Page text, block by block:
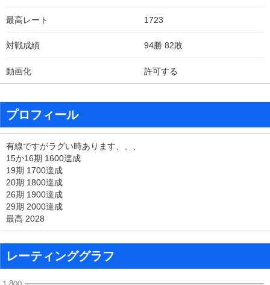
最高レート 1723
対戦成績 94勝 82敗
動画化 許可する
プロフィール
有線ですがラグい時あります、、、
15か16期 1600達成
19期 1700達成
20期 1800達成
26期 1900達成
29期 2000達成
最高 2028
レーティンググラフ